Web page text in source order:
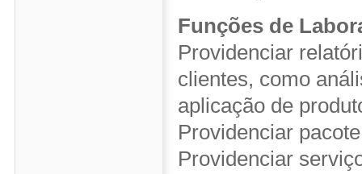
Funções de
Providenciar
clientes, como
aplicação de
Providenciar
Providenciar